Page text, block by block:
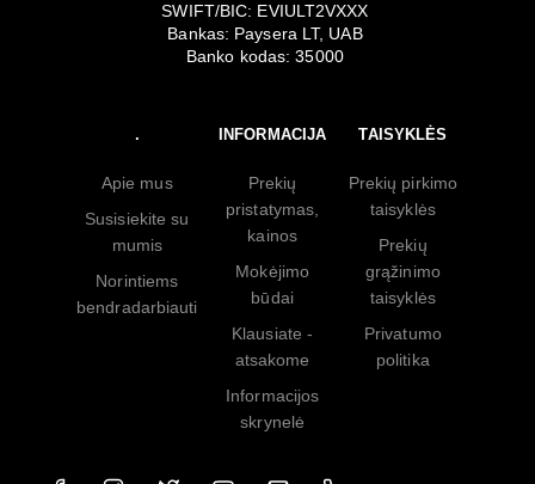
SWIFT/BIC: EVIULT2VXXX
Bankas: Paysera LT, UAB
Banko kodas: 35000
.
Apie mus
Susisiekite su
mumis
Norintiems
bendradarbiauti
INFORMACIJA
Prekių
pristatymas,
kainos
Mokėjimo
būdai
Klausiate -
atsakome
Informacijos
skrynelė
TAISYKLĖS
Prekių pirkimo
taisyklės
Prekių
grąžinimo
taisyklės
Privatumo
politika